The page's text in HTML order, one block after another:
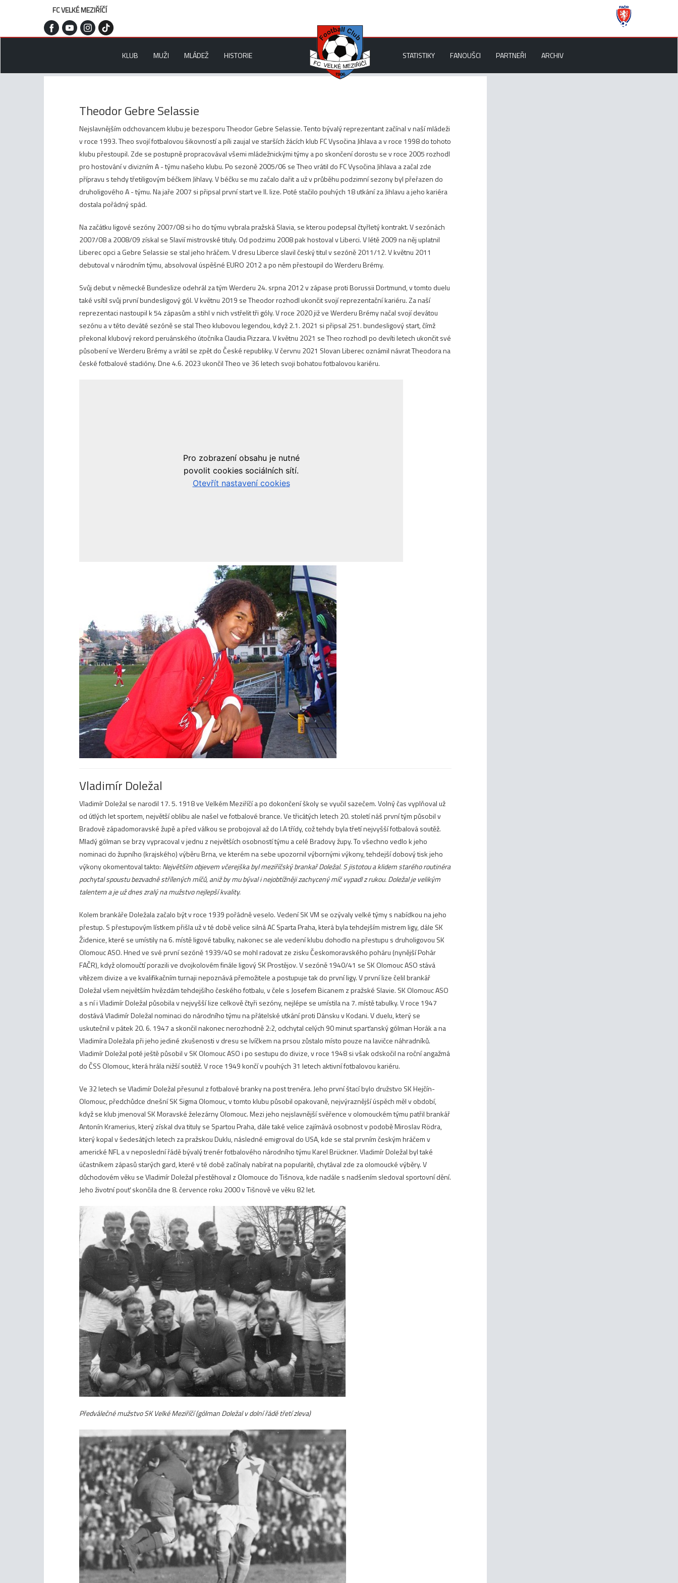
FC VELKÉ MEZIŘÍČÍ
KLUB MUŽI MLÁDEŽ HISTORIE STATISTIKY FANOUŠCI PARTNEŘI ARCHIV
Theodor Gebre Selassie
Nejslavnějším odchovancem klubu je bezesporu Theodor Gebre Selassie. Tento bývalý reprezentant začínal v naší mládeži
v roce 1993. Theo svojí fotbalovou šikovností a píli zaujal ve starších žácích klub FC Vysočina Jihlava a v roce 1998 do tohoto
klubu přestoupil. Zde se postupně propracovával všemi mládežnickými týmy a po skončení dorostu se v roce 2005 rozhodl
pro hostování v divizním A - týmu našeho klubu. Po sezoně 2005/06 se Theo vrátil do FC Vysočina Jihlava a začal zde
přípravu s tehdy třetiligovým béčkem Jihlavy. V béčku se mu začalo dařit a už v průběhu podzimní sezony byl přeřazen do
druholigového A - týmu. Na jaře 2007 si připsal první start ve II. lize. Poté stačilo pouhých 18 utkání za Jihlavu a jeho kariéra
dostala pořádný spád.
Na začátku ligové sezóny 2007/08 si ho do týmu vybrala pražská Slavia, se kterou podepsal čtyřletý kontrakt. V sezónách
2007/08 a 2008/09 získal se Slavií mistrovské tituly. Od podzimu 2008 pak hostoval v Liberci. V létě 2009 na něj uplatnil
Liberec opci a Gebre Selassie se stal jeho hráčem. V dresu Liberce slavil český titul v sezóně 2011/12. V květnu 2011
debutoval v národním týmu, absolvoval úspěšné EURO 2012 a po něm přestoupil do Werderu Brémy.
Svůj debut v německé Bundeslize odehrál za tým Werderu 24. srpna 2012 v zápase proti Borussii Dortmund, v tomto duelu
také vsítil svůj první bundesligový gól. V květnu 2019 se Theodor rozhodl ukončit svojí reprezentační kariéru. Za naší
reprezentaci nastoupil k 54 zápasům a stihl v nich vstřelit tři góly. V roce 2020 již ve Werderu Brémy načal svojí devátou
sezónu a v této deváté sezóně se stal Theo klubovou legendou, když 2.1. 2021 si připsal 251. bundesligový start, čímž
překonal klubový rekord peruánského útočníka Claudia Pizzara.V květnu 2021 se Theo rozhodl po devíti letech ukončit své
působení ve Werderu Brémy a vrátil se zpět do České republiky. V červnu 2021 Slovan Liberec oznámil návrat Theodora na
české fotbalové stadióny. Dne 4.6. 2023 ukončil Theo ve 36 letech svoji bohatou fotbalovou kariéru.
Vladimír Doležal
Vladimír Doležal se narodil 17. 5. 1918 ve Velkém Meziříčí a po dokončení školy se vyučil sazečem. Volný čas vyplňoval už
od útlých let sportem, největší oblibu ale našel ve fotbalové brance.Ve třicátých letech 20. století náš první tým působil v
Bradově západomoravské župě a před válkou se probojoval až do I.A třídy, což tehdy byla třetí nejvyšší fotbalová soutěž.
Mladý gólman se brzy vypracoval v jednu z největších osobností týmu a celé Bradovy župy. To všechno vedlo k jeho
nominaci do župního (krajského) výběru Brna, ve kterém na sebe upozornil výbornými výkony, tehdejší dobový tisk jeho
výkony okomentoval takto: Největším objevem včerejška byl meziříčský brankař Doležal. S jistotou a klidem starého routinéra
pochytal spoustu bezvadně střílených míčů, aniž by mu býval i nejobtížněji zachycený míč vypadl z rukou. Doležal je velikým
talentem a je už dnes zralý na mužstvo nejlepší kvality.
Kolem brankáře Doležala začalo být v roce 1939 pořádně veselo. Vedení SK VM se ozývaly velké týmy s nabídkou na jeho
přestup. S přestupovým lístkem přišla už v té době velice silná AC Sparta Praha, která byla tehdejším mistrem ligy, dále SK
Židenice, které se umístily na 6. místě ligové tabulky, nakonec se ale vedení klubu dohodlo na přestupu s druholigovou SK
Olomouc ASO. Hned ve své první sezóně 1939/40 se mohl radovat ze zisku Českomoravského poháru (nynější Pohár
FAČR), když olomoučtí porazili ve dvojkolovém finále ligový SK Prostějov. V sezóně 1940/41 se SK Olomouc ASO stává
vítězem divize a ve kvalifikačním turnaji nepoznává přemožitele a postupuje tak do první ligy. V první lize čelil brankář
Doležal všem největším hvězdám tehdejšího českého fotbalu, v čele s Josefem Bicanem z pražské Slavie. SK Olomouc ASO
a s ní i Vladimír Doležal působila v nejvyšší lize celkově čtyři sezóny, nejlépe se umístila na 7. místě tabulky. V roce 1947
dostává Vladimír Doležal nominaci do národního týmu na přátelské utkání proti Dánsku v Kodani. V duelu, který se
uskutečnil v pátek 20. 6. 1947 a skončil nakonec nerozhodně 2:2, odchytal celých 90 minut sparťanský gólman Horák a na
Vladimíra Doležala při jeho jediné zkušenosti v dresu se lvíčkem na prsou zůstalo místo pouze na lavičce náhradníků.
Vladimír Doležal poté ještě působil v SK Olomouc ASO i po sestupu do divize, v roce 1948 si však odskočil na roční angažmá
do ČSS Olomouc, která hrála nižší soutěž. V roce 1949 končí v pouhých 31 letech aktivní fotbalovou kariéru.
Ve 32 letech se Vladimír Doležal přesunul z fotbalové branky na post trenéra. Jeho první štací bylo družstvo SK Hejčín-
Olomouc, předchůdce dnešní SK Sigma Olomouc, v tomto klubu působil opakovaně, nejvýraznější úspěch měl v období,
když se klub jmenoval SK Moravské železárny Olomouc. Mezi jeho nejslavnější svěřence v olomouckém týmu patřil brankář
Antonín Kramerius, který získal dva tituly se Spartou Praha, dále také velice zajímává osobnost v podobě Miroslav Rödra,
který kopal v šedesátých letech za pražskou Duklu, následné emigroval do USA, kde se stal prvním českým hráčem v
americké NFL a v neposlední řádě bývalý trenér fotbalového národního týmu Karel Brückner. Vladimír Doležal byl také
účastníkem zápasů starých gard, které v té době začínaly nabírat na popularitě, chytával zde za olomoucké výběry. V
důchodovém věku se Vladimír Doležal přestěhoval z Olomouce do Tišnova, kde nadále s nadšením sledoval sportovní dění.
Jeho životnípouť skončila dne 8. července roku 2000 v Tišnově ve věku 82 let.
Předválečné mužstvo SK Velké Meziříčí (gólman Doležal v dolní řádě třetí zleva)